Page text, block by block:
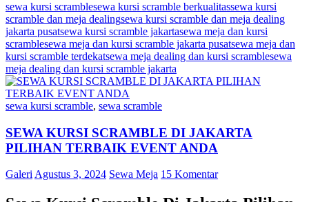
sewa kursi scramblesewa kursi scramble berkualitassewa kursi
scramble dan meja dealingsewa kursi scramble dan meja dealing
jakarta pusatsewa kursi scramble jakartasewa meja dan kursi
scramblesewa meja dan kursi scramble jakarta pusatsewa meja dan
kursi scramble terdekatsewa meja dealing dan kursi scramblesewa
meja dealing dan kursi scramble jakarta
sewa kursi scramble, sewa scramble
SEWA KURSI SCRAMBLE DI JAKARTA
PILIHAN TERBAIK EVENT ANDA
GaleriAgustus 3, 2024 Sewa Meja 15 Komentar